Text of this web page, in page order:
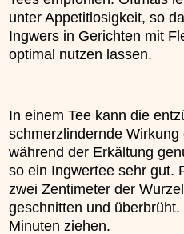
unter Appetitlosigkeit, so
Ingwers in Gerichten mit
optimal nutzen lassen.
In einem Tee kann die
schmerzlindernde
während der Erkältung
so ein Ingwertee sehr gut.
zwei Zentimeter der
geschnitten und
Minuten ziehen.